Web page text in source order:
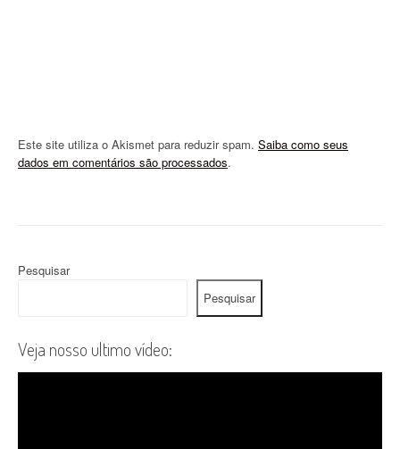
Este site utiliza o Akismet para reduzir spam. Saiba como seus
dados em comentários são processados.
Pesquisar
Pesquisar
Veja nosso ultimo vídeo: